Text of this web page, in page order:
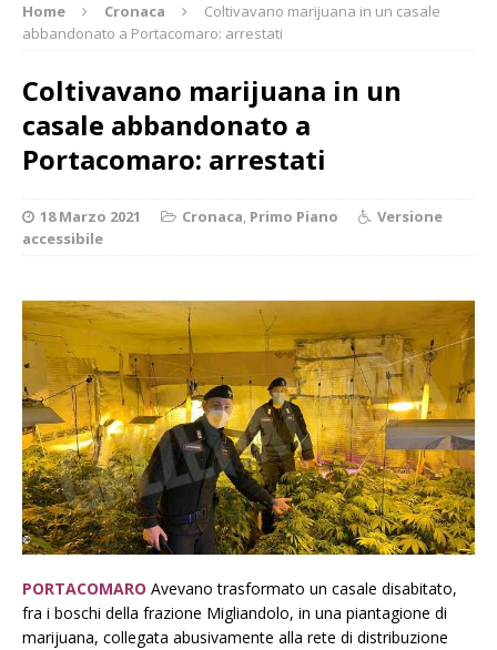
Home Cronaca
Coltivavano marijuana in un casale
abbandonato a Portacomaro: arrestati
Coltivavano marijuana in un
casale abbandonato a
Portacomaro: arrestati
18 Marzo 2021 Cronaca, Primo Piano
Versione
accessibile
PORTACOMARO Avevano trasformato un casale disabitato,
fra i boschi della frazione Migliandolo, in una piantagione di
marijuana, collegata abusivamente alla rete di distribuzione